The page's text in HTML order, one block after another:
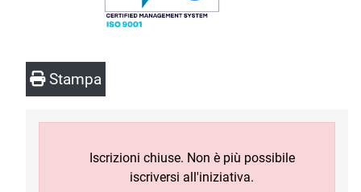
Stampa
Iscrizioni chiuse. Non è più possibile
iscriversi all'iniziativa.